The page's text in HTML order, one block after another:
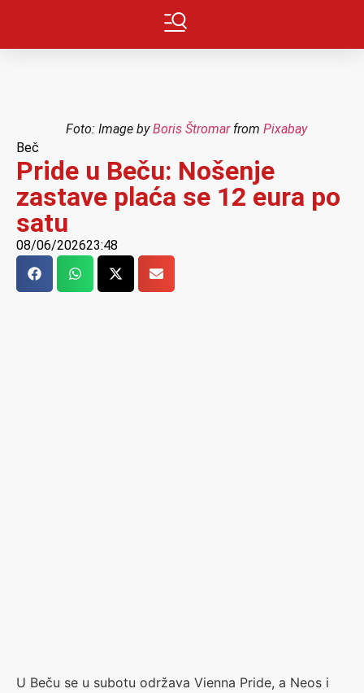
Foto: Image byBoris Štromarfrom Pixabay
Beč
Pride u Beču: Nošenje
zastave plaća se 12 eura po
satu
08/06/202623:48
U Beču se u subotu održava Vienna Pride, a Neos i